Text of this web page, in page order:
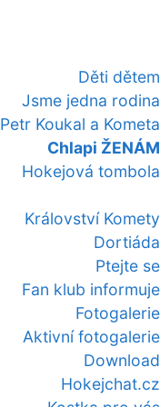
Děti dětem
Jsme jedna rodina
Petr Koukal a Kometa
Chlapi ŽENÁM
Hokejová tombola
Království Komety
Dortiáda
Ptejte se
Fan klub informuje
Fotogalerie
Aktivní fotogalerie
Download
Hokejchat.cz